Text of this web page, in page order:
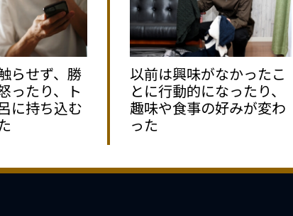
らせず、勝
ったり、ト
に持ち込む
以前は興味がなかったこ
とに行動的になったり、
趣味や食事の好みが変わ
った